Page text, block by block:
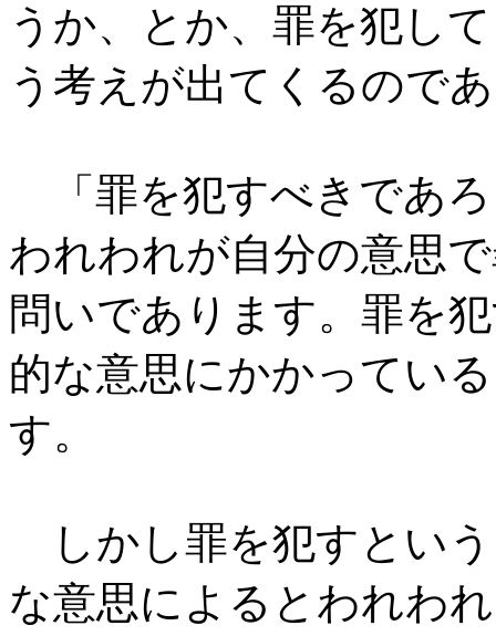
うか、とか、罪を犯し
う考えが出てくるので
「罪を犯すべきであ
われわれが自分の意思
問いであります。罪を
的な意思にかかってい
す。
しかし罪を犯すとい
な意思によるとわれわ